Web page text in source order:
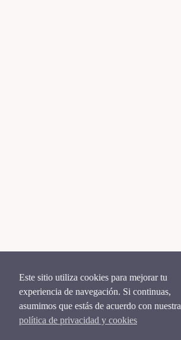
Este sitio utiliza cookies para mejorar tu
experiencia de navegación. Si continuas,
asumimos que estás de acuerdo con nuestra
política de privacidad y cookies